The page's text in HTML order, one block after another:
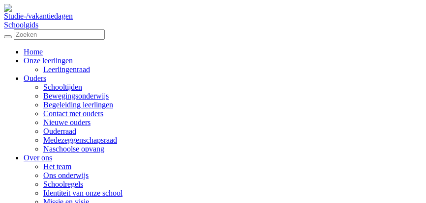
Studie-/vakantiedagen
Schoolgids
Home
Onze leerlingen
Leerlingenraad
Ouders
Schooltijden
Bewegingsonderwijs
Begeleiding leerlingen
Contact met ouders
Nieuwe ouders
Ouderraad
Medezeggenschapsraad
Naschoolse opvang
Over ons
Het team
Ons onderwijs
Schoolregels
Identiteit van onze school